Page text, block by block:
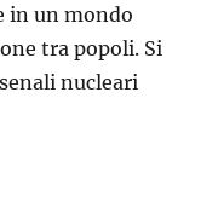
in un mondo
tra popoli. Si
nucleari